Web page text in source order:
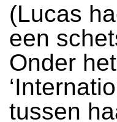
(Lucas
een
Onder
tussen